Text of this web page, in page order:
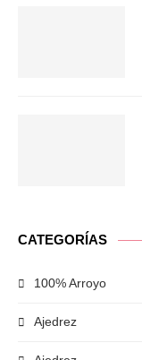
CATEGORÍAS
100% Arroyo
Ajedrez